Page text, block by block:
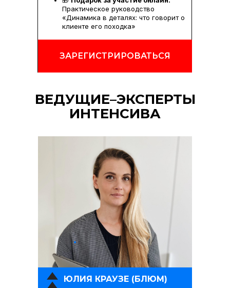
Практическое руководство
«Динамика в деталях: что говорит о
клиенте его походка»
ЗАРЕГИСТРИРОВАТЬСЯ
ВЕДУЩИЕ–ЭКСПЕРТЫ
ИНТЕНСИВА
ЮЛИЯ КРАУЗЕ (БЛЮМ)